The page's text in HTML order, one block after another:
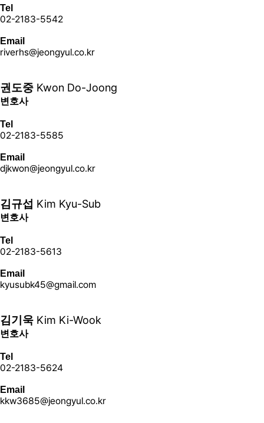
Tel
02-2183-5542
Email
riverhs@jeongyul.co.kr
권도중 Kwon Do-Joong
변호사
Tel
02-2183-5585
Email
djkwon@jeongyul.co.kr
김규섭 Kim Kyu-Sub
변호사
Tel
02-2183-5613
Email
kyusubk45@gmail.com
김기욱 Kim Ki-Wook
변호사
Tel
02-2183-5624
Email
kkw3685@jeongyul.co.kr